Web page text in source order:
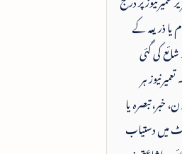
یا ذریعہ کے
کی گئی
ہر
خبر، تبصرہ یا
میں دستیاب